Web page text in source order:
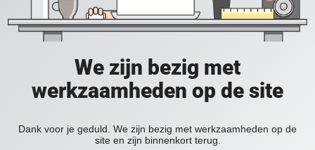
We zijn bezig met
werkzaamheden op de site
Dank voor je geduld. We zijn bezig met werkzaamheden op de
site en zijn binnenkort terug.